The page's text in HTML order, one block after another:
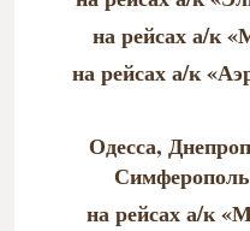
на рейсах а/к
на рейсах а/к
Одесса,
на рейсах а/к